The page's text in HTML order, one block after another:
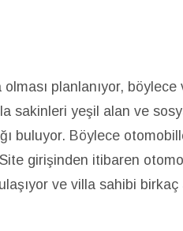
planlanıyor, böylece
sakinleri yeşil alan ve
buluyor. Böylece
girişinden itibaren
ve villa sahibi birkaç